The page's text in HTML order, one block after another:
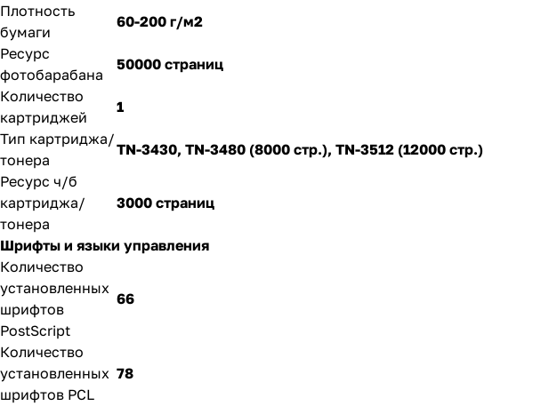
Плотность
бумаги
60-200 г/м2
Ресурс
фотобарабана
50000 страниц
Количество
картриджей
1
Тип картриджа/
тонера
TN-3430, TN-3480 (8000 стр.), TN-3512 (12000 стр.)
Ресурс ч/б
картриджа/
тонера
3000 страниц
Шрифты и языки управления
Количество
установленных
шрифтов
PostScript
66
Количество
установленных
шрифтов PCL
78